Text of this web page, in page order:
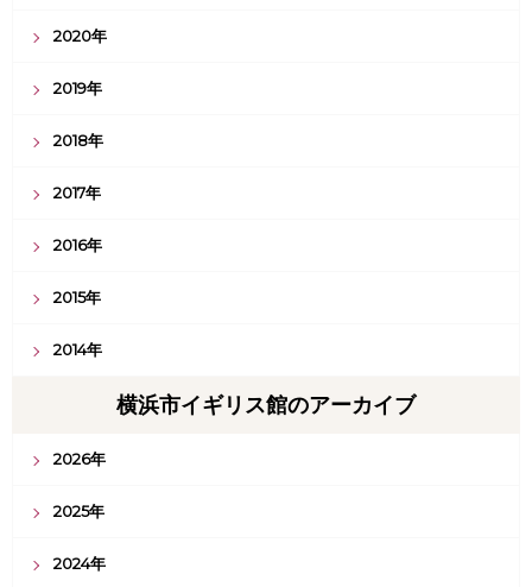
2020年
2019年
2018年
2017年
2016年
2015年
2014年
横浜市イギリス館のアーカイブ
2026年
2025年
2024年